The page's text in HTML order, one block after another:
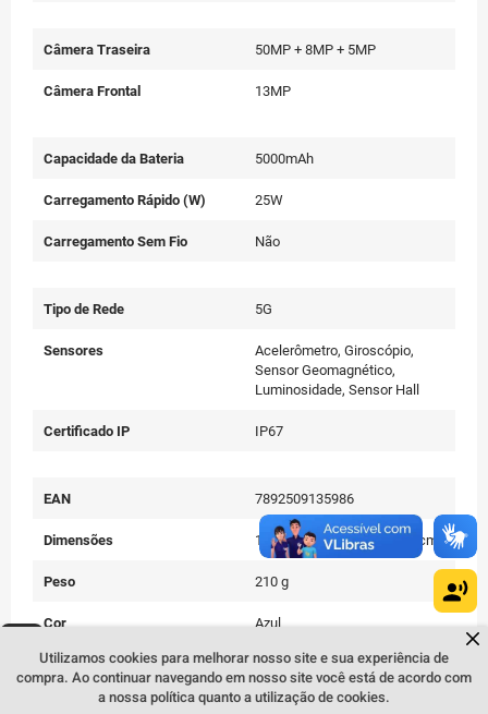
Fale comigo
clicando aqui
Câmera Traseira 50MP + 8MP + 5MP
Câmera Frontal 13MP
Capacidade da Bateria 5000mAh
Carregamento Rápido (W) 25W
Carregamento Sem Fio Não
Tipo de Rede 5G
Sensores
Acelerômetro, Giroscópio,
Sensor Geomagnético,
Luminosidade, Sensor Hall
Certificado IP IP67
EAN 7892509135986
Dimensões 16,60(a) x 8,54(l) x 3,70(c) cm
Peso 210 g
Cor Azul
Conteúdo da Embalagem
Aparelho celular, carregador,
cabo USB, Extrator de Chip e
manual do usuário
Utilizamos cookies para melhorar nosso site e sua experiência de
compra. Ao continuar navegando em nosso site você está de acordo com
a nossa política quanto a utilização de cookies.